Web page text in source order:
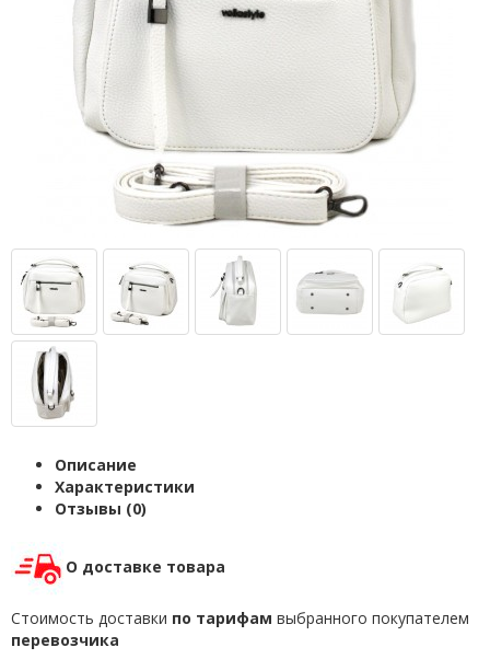
Описание
Характеристики
Отзывы (0)
О доставке товара
Стоимость доставки по тарифам выбранного покупателем
перевозчика